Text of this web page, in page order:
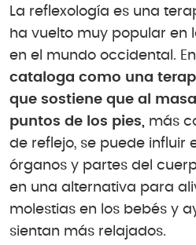
La reflexología es una
ha vuelto muy popular en
en el mundo occidental.
cataloga como una
que sostiene que al
puntos de los pies, más
de reflejo, se puede influir
órganos y partes del
en una alternativa para
molestias en los bebés y
sientan más relajados.